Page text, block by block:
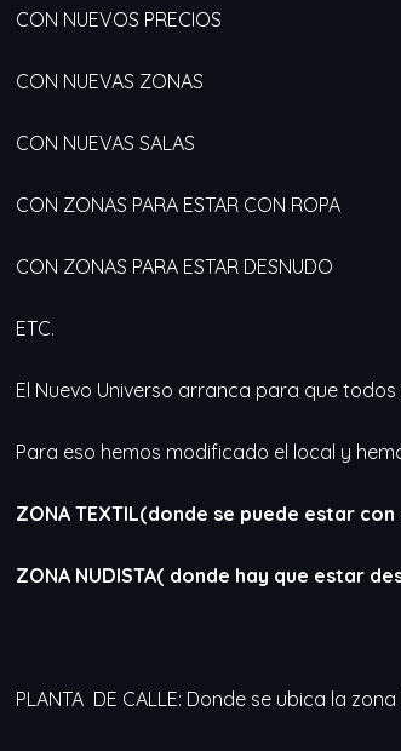
CON NUEVOS PRECIOS
CON NUEVAS ZONAS
CON NUEVAS SALAS
CON ZONAS PARA ESTAR CON ROPA
CON ZONAS PARA ESTAR DESNUDO
ETC.
El Nuevo Universo arranca para que
Para eso hemos modificado el local y
ZONA TEXTIL(donde se puede estar
ZONA NUDISTA( donde hay que estar
PLANTA DE CALLE: Donde se ubica la